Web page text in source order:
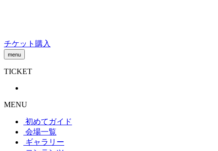
チケット購入
menu
TICKET
MENU
初めてガイド
会場一覧
ギャラリー